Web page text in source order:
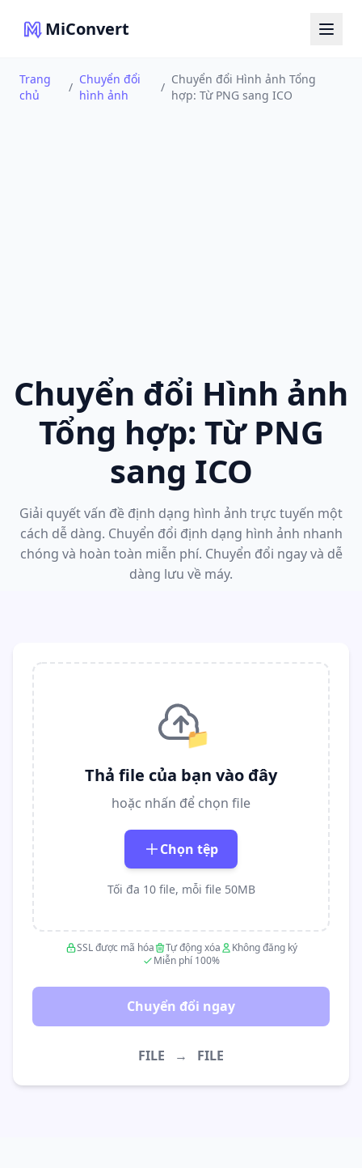
MiConvert
Trang
chủ
/
Chuyển đổi
hình ảnh
/
Chuyển đổi Hình ảnh Tổng
hợp: Từ PNG sang ICO
Chuyển đổi Hình ảnh
Tổng hợp: Từ PNG
sang ICO
Giải quyết vấn đề định dạng hình ảnh trực tuyến một
cách dễ dàng. Chuyển đổi định dạng hình ảnh nhanh
chóng và hoàn toàn miễn phí. Chuyển đổi ngay và dễ
dàng lưu về máy.
📁
Thả file của bạn vào đây
hoặc nhấn để chọn file
Chọn tệp
Tối đa 10 file, mỗi file 50MB
SSL được mã hóa Tự động xóa
Không đăng ký
Miễn phí 100%
Chuyển đổi ngay
FILE → FILE